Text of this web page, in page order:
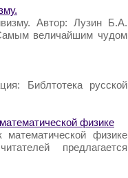
Автор: Лузин Б.А.
величайшим чудом
Библтотека русской
физике
физике
предлагается